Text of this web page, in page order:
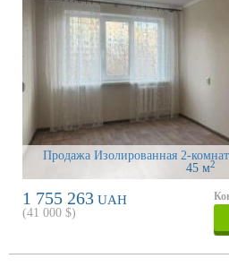
Продажа Изолированная 2-
45 м2
1 755 263 UAH
(41 000 $)